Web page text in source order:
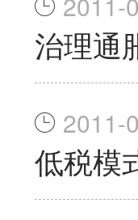
治理通
2011-
低税模